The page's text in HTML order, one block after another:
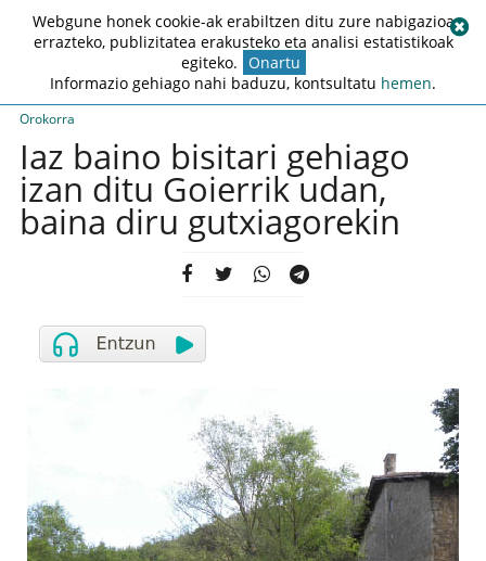
Orokorra
Iaz baino bisitari gehiago
izan ditu Goierrik udan,
baina diru gutxiagorekin
Webgune honek cookie-ak erabiltzen ditu zure nabigazioa
errazteko, publizitatea erakusteko eta analisi estatistikoak
egiteko. Onartu
Informazio gehiago nahi baduzu, kontsultatu hemen.